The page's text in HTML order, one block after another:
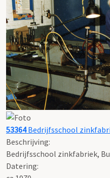
53364Bedrijfsschool
Beschrijving:
Bedrijfsschool zinkfabriek,
Datering: